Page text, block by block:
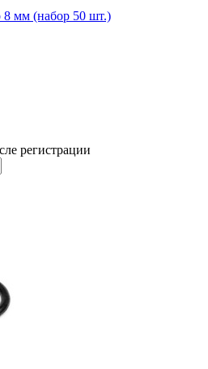
8 мм (набор 50 шт.)
регистрации